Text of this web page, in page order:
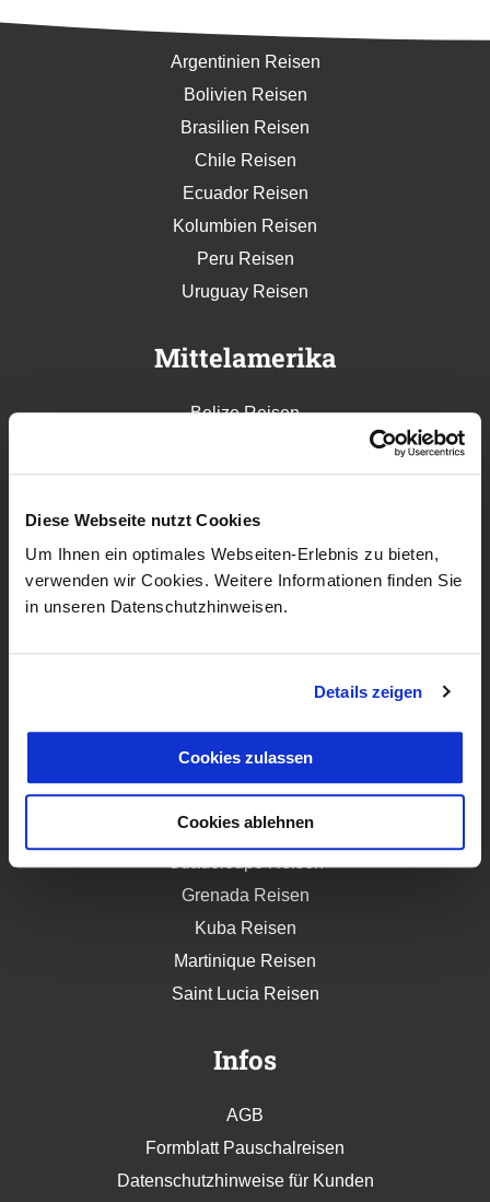
Diese Webseite nutzt Cookies
Um Ihnen ein optimales Webseiten-Erlebnis zu bieten,
verwenden wir Cookies. Weitere Informationen finden Sie
in unseren Datenschutzhinweisen.
Details zeigen
Cookies zulassen
Cookies ablehnen
Argentinien Reisen
Bolivien Reisen
Brasilien Reisen
Chile Reisen
Ecuador Reisen
Kolumbien Reisen
Peru Reisen
Uruguay Reisen
Mittelamerika
Belize Reisen
El Salvador Reisen
Guatemala Reisen
Honduras Reisen
Mexiko Reisen
Nicaragua Reisen
Bahamas Reisen
Dominica Reisen
Dominikanische Republik Reisen
Guadeloupe Reisen
Grenada Reisen
Kuba Reisen
Martinique Reisen
Saint Lucia Reisen
Infos
AGB
Formblatt Pauschalreisen
Datenschutzhinweise für Kunden